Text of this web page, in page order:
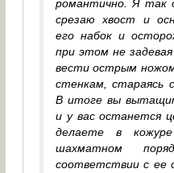
романтично. Я так
срезаю хвост и
его набок и
при этом не
вести острым ножом
стенкам, стараясь
В итоге вы
и у вас останется
делаете в
шахматном
соответствии с ее